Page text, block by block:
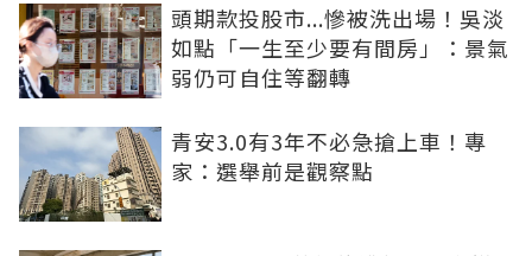
頭期款投股市...慘被洗出場！吳淡
如點「一生至少要有間房」：景氣
弱仍可自住等翻轉
青安3.0有3年不必急搶上車！專
家：選舉前是觀察點